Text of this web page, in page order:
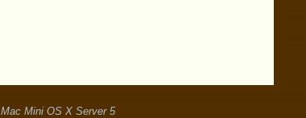
Mac Mini OS X Server 5